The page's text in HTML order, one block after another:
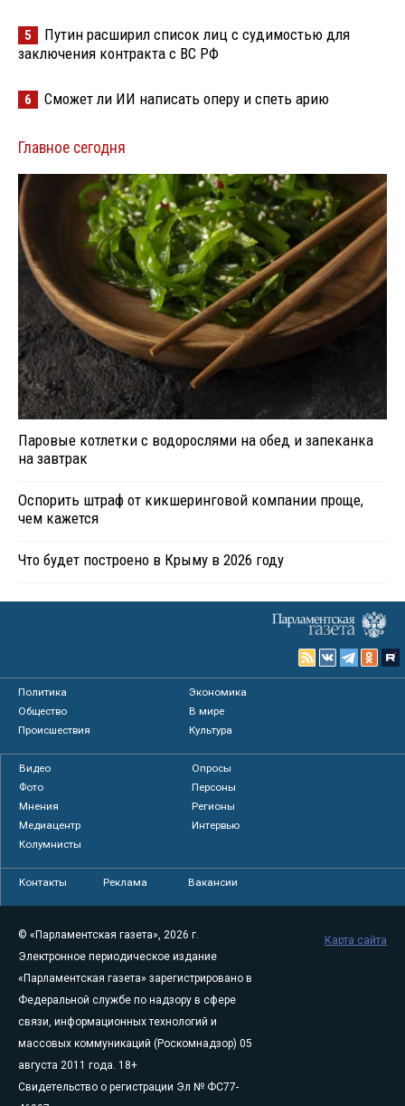
5
Путин расширил список лиц с судимостью для
заключения контракта с ВС РФ
6 Сможет ли ИИ написать оперу и спеть арию
Главное сегодня
Паровые котлетки с водорослями на обед и запеканка
на завтрак
Оспорить штраф от кикшеринговой компании проще,
чем кажется
Что будет построено в Крыму в 2026 году
Политика
Экономика
Общество
В мире
Происшествия
Культура
Видео
Опросы
Фото
Персоны
Мнения
Регионы
Медиацентр
Интервью
Колумнисты
Контакты Реклама Вакансии
© «Парламентская газета», 2026 г.
Электронное периодическое издание
«Парламентская газета» зарегистрировано в
Федеральной службе по надзору в сфере
связи, информационных технологий и
массовых коммуникаций (Роскомнадзор) 05
августа 2011 года. 18+
Свидетельство о регистрации Эл № ФС77-
Карта сайта